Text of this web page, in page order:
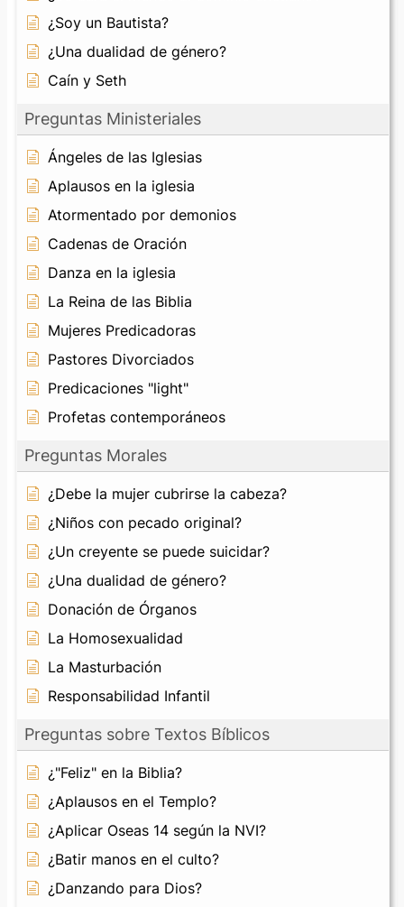
¿Soy un Bautista?
¿Una dualidad de género?
Caín y Seth
Preguntas Ministeriales
Ángeles de las Iglesias
Aplausos en la iglesia
Atormentado por demonios
Cadenas de Oración
Danza en la iglesia
La Reina de las Biblia
Mujeres Predicadoras
Pastores Divorciados
Predicaciones "light"
Profetas contemporáneos
Preguntas Morales
¿Debe la mujer cubrirse la cabeza?
¿Niños con pecado original?
¿Un creyente se puede suicidar?
¿Una dualidad de género?
Donación de Órganos
La Homosexualidad
La Masturbación
Responsabilidad Infantil
Preguntas sobre Textos Bíblicos
¿"Feliz" en la Biblia?
¿Aplausos en el Templo?
¿Aplicar Oseas 14 según la NVI?
¿Batir manos en el culto?
¿Danzando para Dios?